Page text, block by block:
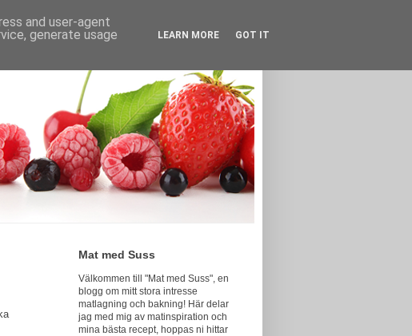
Mat med Suss
Välkommen till "Mat med Suss", en
blogg om mitt stora intresse
matlagning och bakning! Här delar
jag med mig av matinspiration och
mina bästa recept, hoppas ni hittar
and user-agent
generate usage
LEARN MORE GOT IT